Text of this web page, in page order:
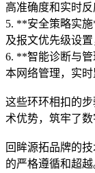
高准确度和实时反
5. **安全策略实
及报文优先级设置
6. **智能诊断与
本网络管理，实时
这些环环相扣的
术优势，筑牢了数
回眸源拓品牌的
的严格遵循和超